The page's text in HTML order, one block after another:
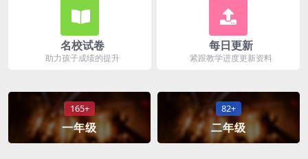
名校试卷
助力孩子成绩的提升
每日更新
紧跟教学进度更新资料
165+
一年级
82+
二年级